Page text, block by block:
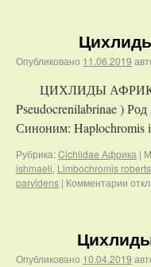
Опубликовано 11.06.2019
ЦИХЛИДЫ АФРИКИ.
Pseudocrenilabrinae )
Синоним: Haplochromis
Рубрика:Cichlidae Африка |
ishmaeli, Limbochromis
parvidens | Комментарии
Опубликовано 10.04.2019